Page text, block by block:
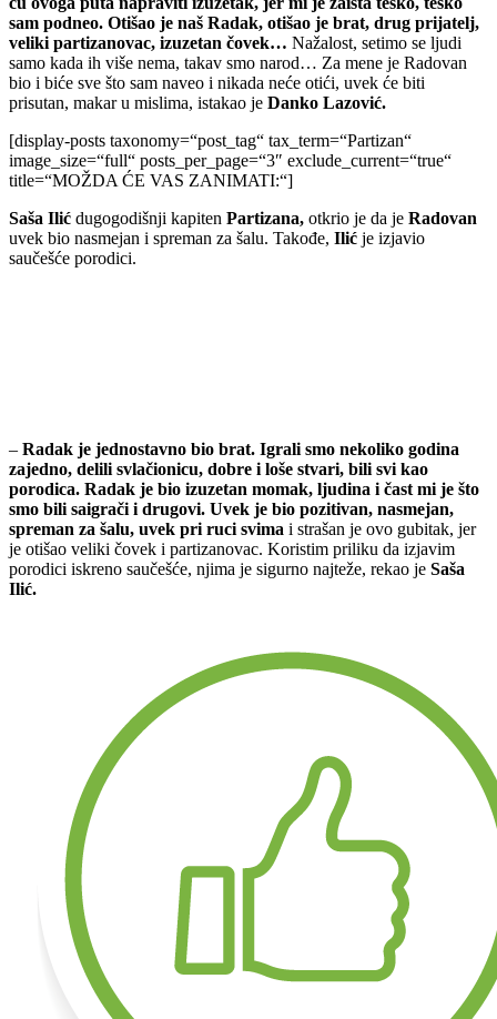
sam podneo. Otišao je naš Radak, otišao je brat, drug prijatelj,
veliki partizanovac, izuzetan čovek… Nažalost, setimo se ljudi
samo kada ih više nema, takav smo narod… Za mene je Radovan
bio i biće sve što sam naveo i nikada neće otići, uvek će biti
prisutan, makar u mislima, istakao je Danko Lazović.
[display-posts taxonomy=“post_tag“ tax_term=“Partizan“
image_size=“full“ posts_per_page=“3″ exclude_current=“true“
title=“MOŽDA ĆE VAS ZANIMATI:“]
Saša Ilić dugogodišnji kapiten Partizana, otkrio je da je Radovan
uvek bio nasmejan i spreman za šalu. Takođe, Ilić je izjavio
saučešće porodici.
– Radak je jednostavno bio brat. Igrali smo nekoliko godina
zajedno, delili svlačionicu, dobre i loše stvari, bili svi kao
porodica. Radak je bio izuzetan momak, ljudina i čast mi je što
smo bili saigrači i drugovi. Uvek je bio pozitivan, nasmejan,
spreman za šalu, uvek pri ruci svima i strašan je ovo gubitak, jer
je otišao veliki čovek i partizanovac. Koristim priliku da izjavim
porodici iskreno saučešće, njima je sigurno najteže, rekao je Saša
Ilić.